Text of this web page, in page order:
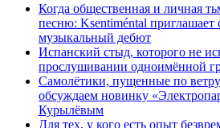
Когда общественная и личная
песню: Ksentiméntal приглашает
музыкальный дебют
Испанский стыд, которого не
прослушивании одноимённой
Самолётики, пущенные по
обсуждаем новинку
Курылёвым
Для тех, у кого есть опыт